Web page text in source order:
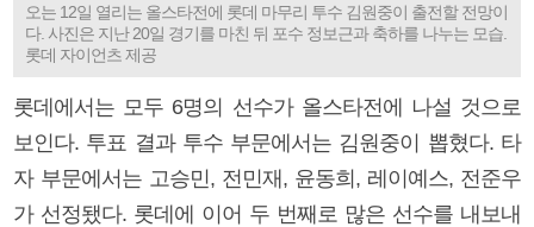
오는 12일 열리는 올스타전에 롯데 마무리 투수 김원중이 출전할 전망이
다. 사진은 지난 20일 경기를 마친 뒤 포수 정보근과 축하를 나누는 모습.
롯데 자이언츠 제공
롯데에서는 모두 6명의 선수가 올스타전에 나설 것으로
보인다. 투표 결과 투수 부문에서는 김원중이 뽑혔다. 타
자 부문에서는 고승민, 전민재, 윤동희, 레이예스, 전준우
가 선정됐다. 롯데에 이어 두 번째로 많은 선수를 내보내